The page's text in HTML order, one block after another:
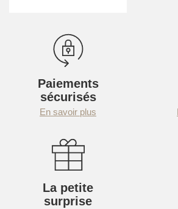
Paiements
sécurisés
En savoir plus
La petite
surprise